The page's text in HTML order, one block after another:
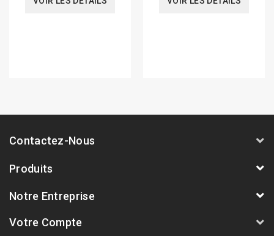
Contactez-Nous
Produits
Notre Entreprise
Votre Compte